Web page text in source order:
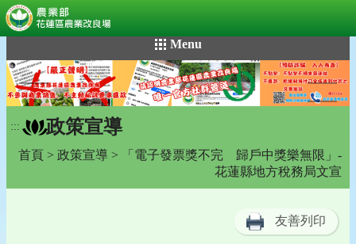
到
主
要
內
容
Menu
::: 政策宣導
首頁 > 政策宣導 > 「電子發票獎不完 歸戶中獎樂無限」-
花蓮縣地方稅務局文宣
友善列印